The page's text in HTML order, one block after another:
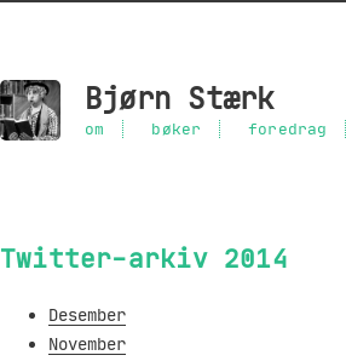
Bjørn Stærk
om bøker foredrag
Twitter-arkiv 2014
Desember
November